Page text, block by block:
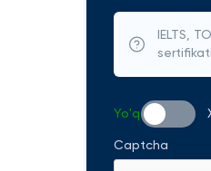
IELTS,
Yo'q
Captcha